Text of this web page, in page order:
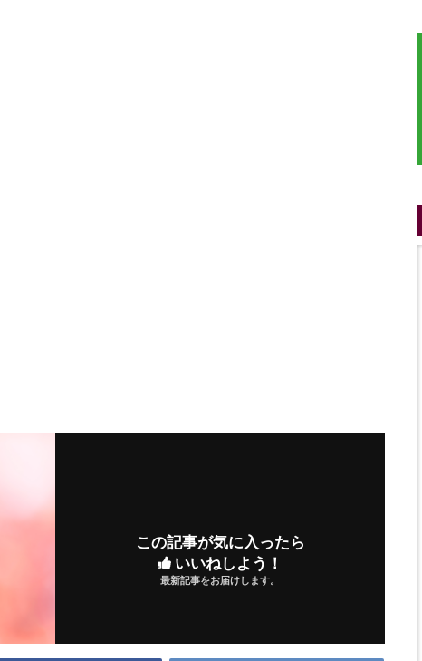
この記事が気に入ったら
いいねしよう！
最新記事をお届けします。